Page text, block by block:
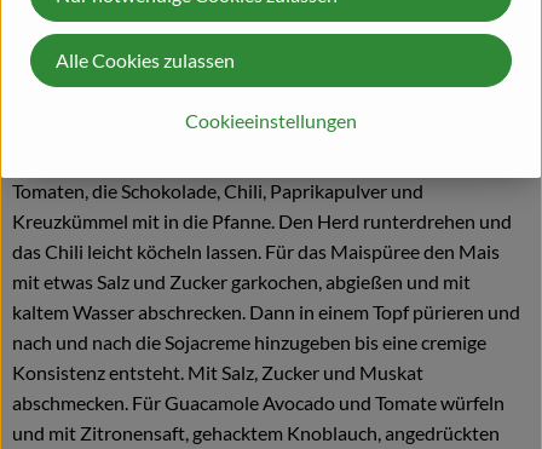
Wasser einweichen. Öl in einer Pfanne erhitzen und darin erst
die gewürfelte Zwiebel und kurz darauf das Veggie Hack scharf
anbraten bis es beginnt braun zu werden. Jetzt die
und weiter braten bis ein leichter Ansatz am Boden entsteht.
Tomaten, die Schokolade, Chili, Paprikapulver und
Kreuzkümmel mit in die Pfanne. Den Herd runterdrehen und
das Chili leicht köcheln lassen. Für das Maispüree den Mais
mit etwas Salz und Zucker garkochen, abgießen und mit
kaltem Wasser abschrecken. Dann in einem Topf pürieren und
nach und nach die Sojacreme hinzugeben bis eine cremige
Konsistenz entsteht. Mit Salz, Zucker und Muskat
abschmecken. Für Guacamole Avocado und Tomate würfeln
und mit Zitronensaft, gehacktem Knoblauch, angedrückten
Cookieeinstellungen
Alle Cookies zulassen